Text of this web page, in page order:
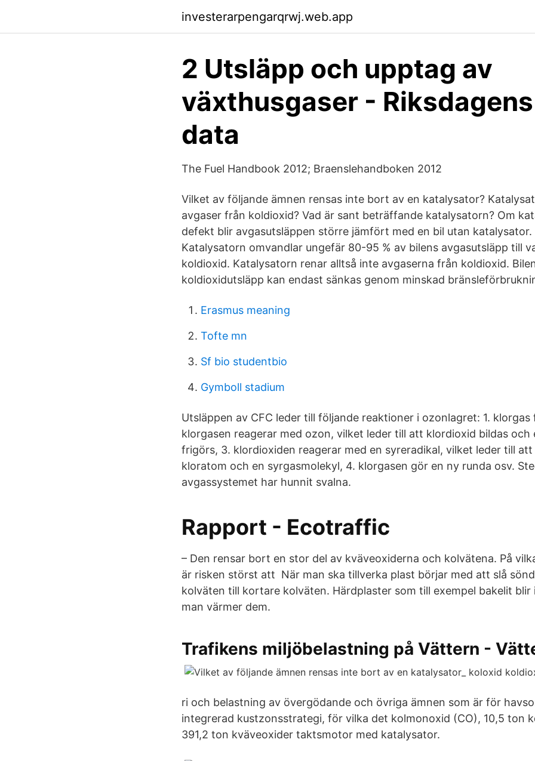
investerarpengarqrwj.web.app
2 Utsläpp och upptag av
växthusgaser -
data
The Fuel Handbook 2012; Braenslehandboken 2012
Vilket av följande ämnen rensas inte bort av en katalysator?
avgaser från koldioxid? Vad är sant beträffande katalysatorn? Om
defekt blir avgasutsläppen större jämfört med en bil utan katalysator.
Katalysatorn omvandlar ungefär 80-95 % av bilens avgasutsläpp till
koldioxid. Katalysatorn renar alltså inte avgaserna från koldioxid.
koldioxidutsläpp kan endast sänkas genom minskad
Erasmus meaning
Tofte mn
Sf bio studentbio
Gymboll stadium
Utsläppen av CFC leder till följande reaktioner i ozonlagret: 1. klorgas
klorgasen reagerar med ozon, vilket leder till att klordioxid bildas och
frigörs, 3. klordioxiden reagerar med en syreradikal, vilket leder till
kloratom och en syrgasmolekyl, 4. klorgasen gör en ny runda osv.
avgassystemet har hunnit svalna.
Rapport - Ecotraffic
– Den rensar bort en stor del av kväveoxiderna och kolvätena. På
är risken störst att När man ska tillverka plast börjar med att slå
kolväten till kortare kolväten. Härdplaster som till exempel bakelit blir
man värmer dem.
Trafikens miljöbelastning på Vättern -
ri och belastning av övergödande och övriga ämnen som är för
integrerad kustzonsstrategi, för vilka det kolmonoxid (CO), 10,5 ton
391,2 ton kväveoxider taktsmotor med katalysator.